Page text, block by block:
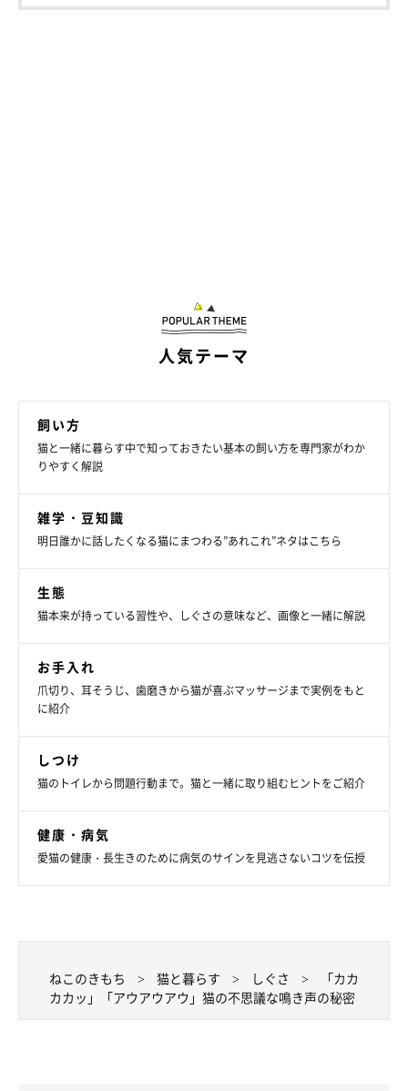
人気テーマ
飼い方
猫と一緒に暮らす中で知っておきたい基本の飼い方を専門家がわか
りやすく解説
雑学・豆知識
明日誰かに話したくなる猫にまつわる”あれこれ”ネタはこちら
生態
猫本来が持っている習性や、しぐさの意味など、画像と一緒に解説
お手入れ
爪切り、耳そうじ、歯磨きから猫が喜ぶマッサージまで実例をもと
に紹介
しつけ
猫のトイレから問題行動まで。猫と一緒に取り組むヒントをご紹介
健康・病気
愛猫の健康・長生きのために病気のサインを見逃さないコツを伝授
ねこのきもち 猫と暮らす しぐさ
「カカ
カカッ」「アウアウアウ」猫の不思議な鳴き声の秘密